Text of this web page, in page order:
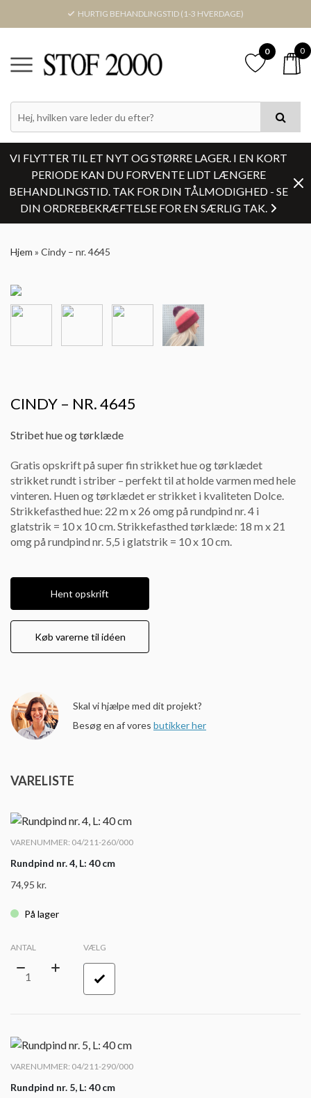
HURTIG BEHANDLINGSTID (1-3 HVERDAGE)
0 0
VI FLYTTER TIL ET NYT OG STØRRE LAGER. I EN KORT
PERIODE KAN DU FORVENTE LIDT LÆNGERE
BEHANDLINGSTID. TAK FOR DIN TÅLMODIGHED - SE
DIN ORDREBEKRÆFTELSE FOR EN SÆRLIG TAK.
Hjem » Cindy – nr. 4645
CINDY – NR. 4645
Stribet hue og tørklæde
Gratis opskrift på super fin strikket hue og tørklædet
strikket rundt i striber – perfekt til at holde varmen med hele
vinteren. Huen og tørklædet er strikket i kvaliteten Dolce.
Strikkefasthed hue: 22 m x 26 omg på rundpind nr. 4 i
glatstrik = 10 x 10 cm. Strikkefasthed tørklæde: 18 m x 21
omg på rundpind nr. 5,5 i glatstrik = 10 x 10 cm.
Hent opskrift
Køb varerne til idéen
Skal vi hjælpe med dit projekt?
Besøg en af vores butikker her
VARELISTE
VARENUMMER: 04/211-260/000
Rundpind nr. 4, L: 40 cm
74,95 kr.
På lager
ANTAL VÆLG
VARENUMMER: 04/211-290/000
Rundpind nr. 5, L: 40 cm